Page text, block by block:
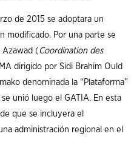
de 2015 se adoptara un
modificado. Por una parte se
Azawad ( Coordination des
dirigido por Sidi Brahim Ould
denominada la “Plataforma”
unió luego el GATIA. En esta
que se incluyera el
administración regional en el